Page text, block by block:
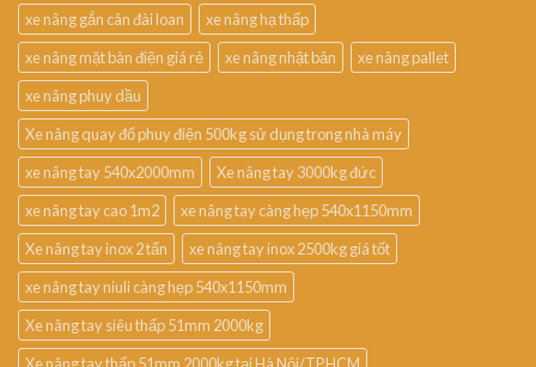
xe nâng gắn cân đài loan
xe nâng hạ thấp
xe nâng mặt bàn điện giá rẻ
xe nâng nhật bản
xe nâng pallet
xe nâng phuy dầu
Xe nâng quay đổ phuy điện 500kg sử dụng trong nhà máy
xe nâng tay 540x2000mm
Xe nâng tay 3000kg đức
xe nâng tay cao 1m2
xe nâng tay càng hẹp 540x1150mm
Xe nâng tay inox 2 tấn
xe nâng tay inox 2500kg giá tốt
xe nâng tay niuli càng hẹp 540x1150mm
Xe nâng tay siêu thấp 51mm 2000kg